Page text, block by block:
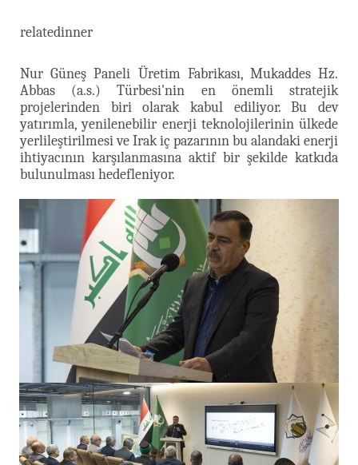
relatedinner
Nur Güneş Paneli Üretim Fabrikası, Mukaddes Hz.
Abbas (a.s.) Türbesi'nin en önemli stratejik
projelerinden biri olarak kabul ediliyor. Bu dev
yatırımla, yenilenebilir enerji teknolojilerinin ülkede
yerlileştirilmesi ve Irak iç pazarının bu alandaki enerji
ihtiyacının karşılanmasına aktif bir şekilde katkıda
bulunulması hedefleniyor.